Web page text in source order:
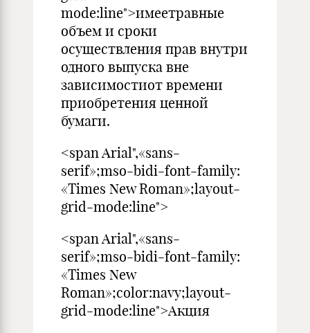
mode:line">имеетравные
объем и сроки
осуществления прав внутри
одного выпуска вне
зависимостиот времени
приобретения ценной
бумаги.
<span Arial",«sans-
serif»;mso-bidi-font-family:
«Times New Roman»;layout-
grid-mode:line">
<span Arial",«sans-
serif»;mso-bidi-font-family:
«Times New
Roman»;color:navy;layout-
grid-mode:line">Акция